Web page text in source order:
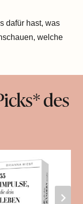
dafür hast, was
welche
des